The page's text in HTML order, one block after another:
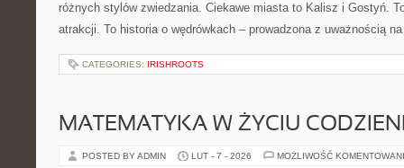
różnych stylów zwiedzania. Ciekawe miasta to Kalisz i Gostyń.
atrakcji. To historia o wędrówkach – prowadzona z uważnością
CATEGORIES: IRISHROOTS
MATEMATYKA W ŻYCIU
POSTED BY ADMIN LUT - 7 - 2026 MOŻLIWOŚĆ